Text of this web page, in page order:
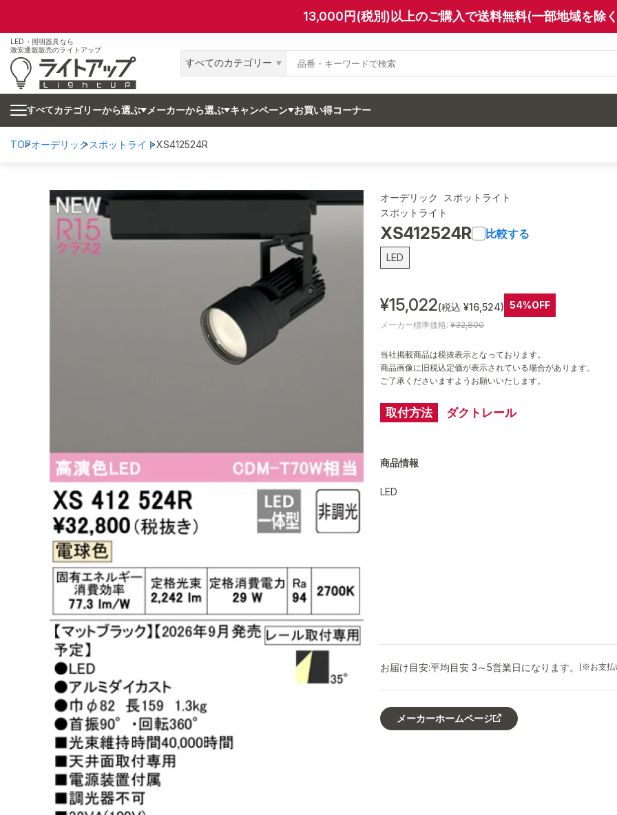
13,000円(税別)以上のご購入で送料無料(一部地域を除
LED・照明器具なら
激安通販販売のライトアップ
すべてのカテゴリー
すべてカテゴリーから選ぶ メーカーから選ぶ キャンペーン お買い得コーナー
TOPオーデリックスポットライトXS412524R
オーデリック スポットライト
スポットライト
XS412524R 比較する
LED
¥15,022(税込 ¥16,524) 54%OFF
メーカー標準価格: ¥32,800
当社掲載商品は税抜表示となっております。
商品画像に旧税込定価が表示されている場合があります。
ご了承くださいますようお願いいたします。
取付方法 ダクトレール
お届け目安:平均目安 3～5営業日になります。 (※お支払
商品情報
LED
メーカーホームページ